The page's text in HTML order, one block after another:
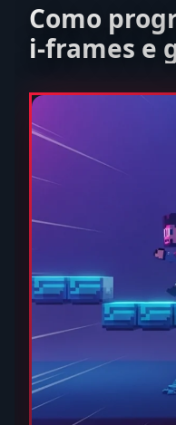
Como
i-frames e